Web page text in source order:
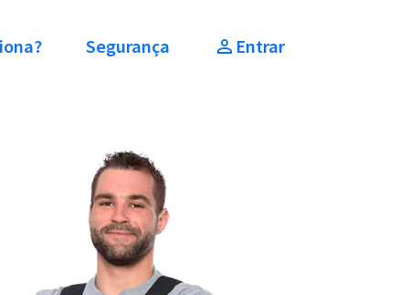
Segurança Entrar